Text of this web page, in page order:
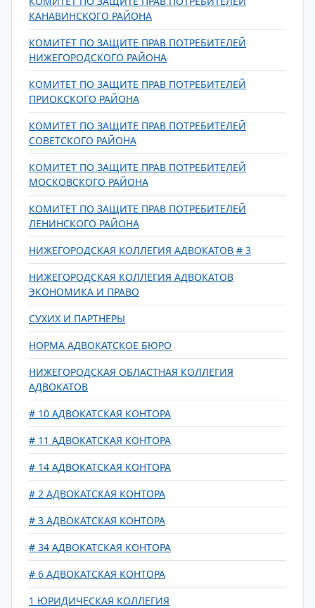
КАНАВИНСКОГО РАЙОНА
КОМИТЕТ ПО ЗАЩИТЕ ПРАВ ПОТРЕБИТЕЛЕЙ
НИЖЕГОРОДСКОГО РАЙОНА
КОМИТЕТ ПО ЗАЩИТЕ ПРАВ ПОТРЕБИТЕЛЕЙ
ПРИОКСКОГО РАЙОНА
КОМИТЕТ ПО ЗАЩИТЕ ПРАВ ПОТРЕБИТЕЛЕЙ
СОВЕТСКОГО РАЙОНА
КОМИТЕТ ПО ЗАЩИТЕ ПРАВ ПОТРЕБИТЕЛЕЙ
МОСКОВСКОГО РАЙОНА
КОМИТЕТ ПО ЗАЩИТЕ ПРАВ ПОТРЕБИТЕЛЕЙ
ЛЕНИНСКОГО РАЙОНА
НИЖЕГОРОДСКАЯ КОЛЛЕГИЯ АДВОКАТОВ # 3
НИЖЕГОРОДСКАЯ КОЛЛЕГИЯ АДВОКАТОВ
ЭКОНОМИКА И ПРАВО
СУХИХ И ПАРТНЕРЫ
НОРМА АДВОКАТСКОЕ БЮРО
НИЖЕГОРОДСКАЯ ОБЛАСТНАЯ КОЛЛЕГИЯ
АДВОКАТОВ
# 10 АДВОКАТСКАЯ КОНТОРА
# 11 АДВОКАТСКАЯ КОНТОРА
# 14 АДВОКАТСКАЯ КОНТОРА
# 2 АДВОКАТСКАЯ КОНТОРА
# 3 АДВОКАТСКАЯ КОНТОРА
# 34 АДВОКАТСКАЯ КОНТОРА
# 6 АДВОКАТСКАЯ КОНТОРА
1 ЮРИДИЧЕСКАЯ КОЛЛЕГИЯ